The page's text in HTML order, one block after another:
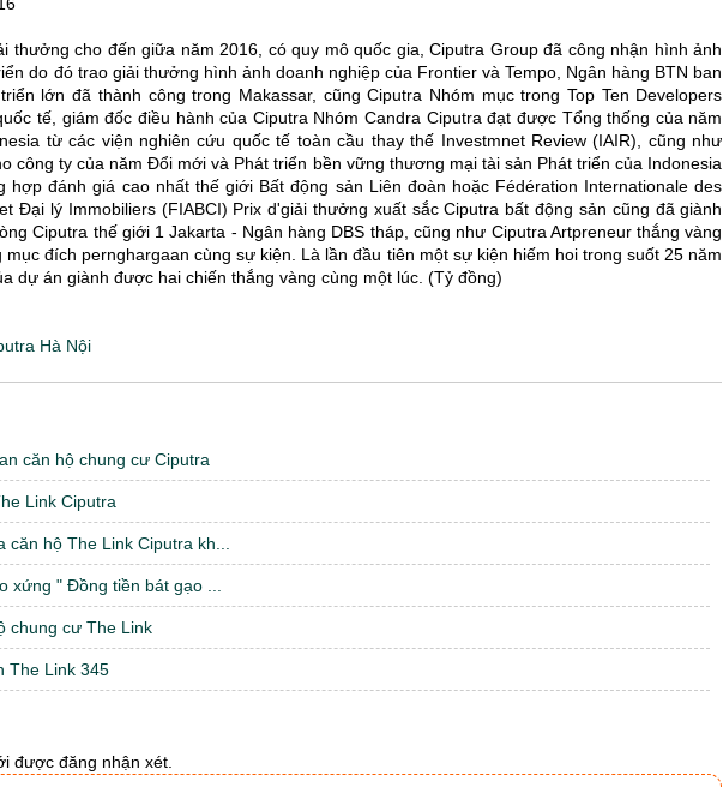
thưởng cho đến giữa năm 2016, có quy mô quốc gia, Ciputra Group đã công nhận hình ảnh
do đó trao giải thưởng hình ảnh doanh nghiệp của Frontier và Tempo, Ngân hàng BTN ban
lớn đã thành công trong Makassar, cũng Ciputra Nhóm mục trong Top Ten Developers
tế, giám đốc điều hành của Ciputra Nhóm Candra Ciputra đạt được Tổng thống của năm
từ các viện nghiên cứu quốc tế toàn cầu thay thế Investmnet Review (IAIR), cũng như
công ty của năm Đổi mới và Phát triển bền vững thương mại tài sản Phát triển của Indonesia
đánh giá cao nhất thế giới Bất động sản Liên đoàn hoặc Fédération Internationale des
Đại lý Immobiliers (FIABCI) Prix d'giải thưởng xuất sắc Ciputra bất động sản cũng đã giành
Ciputra thế giới 1 Jakarta - Ngân hàng DBS tháp, cũng như Ciputra Artpreneur thắng vàng
đích pernghargaan cùng sự kiện. Là lần đầu tiên một sự kiện hiếm hoi trong suốt 25 năm
dự án giành được hai chiến thắng vàng cùng một lúc. (Tỷ đồng)
Hà Nội
căn hộ chung cư Ciputra
Link Ciputra
hộ The Link Ciputra kh...
xứng " Đồng tiền bát gạo ...
chung cư The Link
The Link 345
được đăng nhận xét.